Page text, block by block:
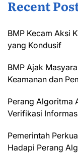
Recent
BMP Kecam Aksi
yang Kondusif
BMP Ajak
Keamanan dan
Perang Algoritma
Verifikasi
Pemerintah
Hadapi Perang